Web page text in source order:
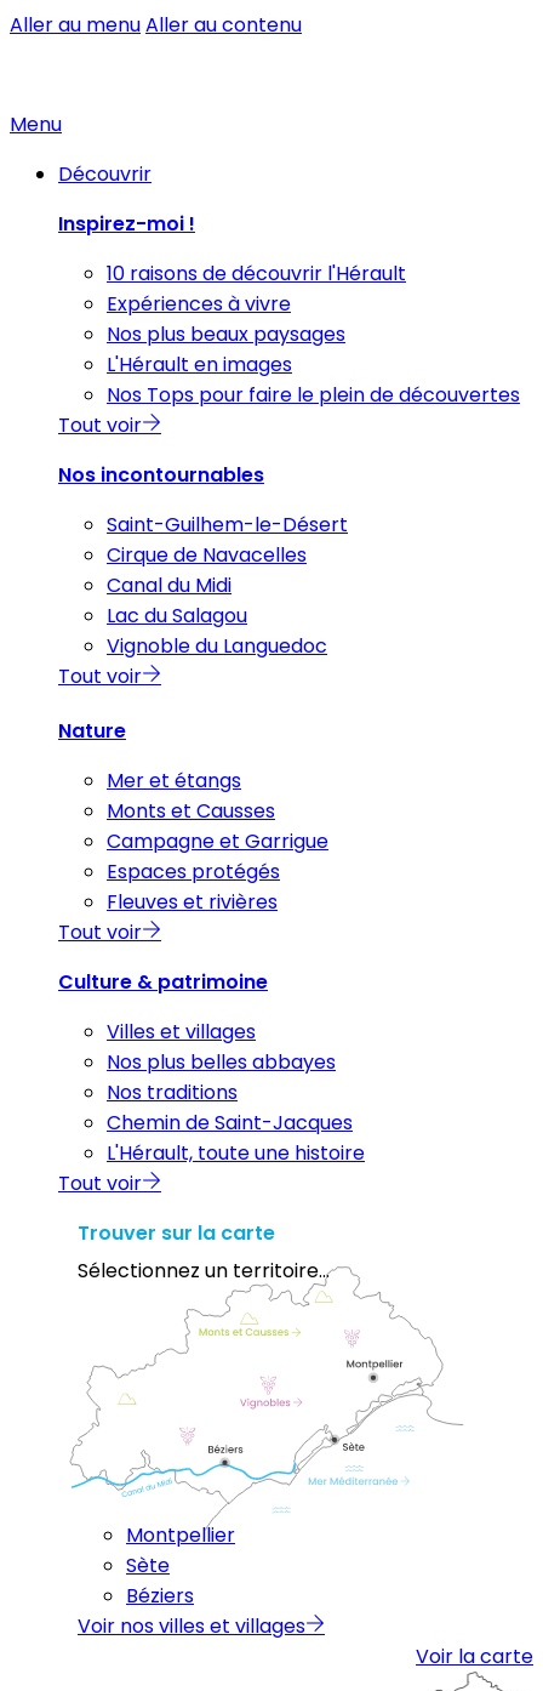
Aller au menuAller au contenu
Menu
Découvrir
Inspirez-moi !
10 raisons de découvrir l'Hérault
Expériences à vivre
Nos plus beaux paysages
L'Hérault en images
Nos Tops pour faire le plein de découvertes
Tout voir
Nos incontournables
Saint-Guilhem-le-Désert
Cirque de Navacelles
Canal du Midi
Lac du Salagou
Vignoble du Languedoc
Tout voir
Nature
Mer et étangs
Monts et Causses
Campagne et Garrigue
Espaces protégés
Fleuves et rivières
Tout voir
Culture & patrimoine
Villes et villages
Nos plus belles abbayes
Nos traditions
Chemin de Saint-Jacques
L'Hérault, toute une histoire
Tout voir
Trouver sur la carte
Sélectionnez un territoire...
Montpellier
Sète
Béziers
Voir nos villes et villages
Voir la carte